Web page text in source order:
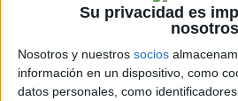
Su privacidad es
nosotros
Nosotros y nuestros socios
información en un dispositivo, como
datos personales, como
Crítica de
David)‘: En la
David Pérez